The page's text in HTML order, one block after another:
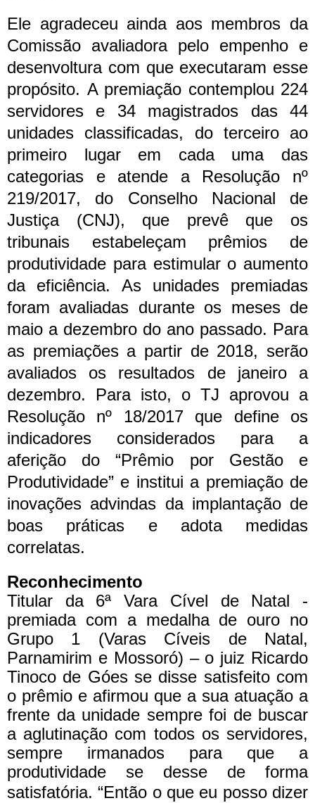
Ele agradeceu ainda aos membros da
Comissão avaliadora pelo empenho e
desenvoltura com que executaram esse
propósito. A premiação contemplou 224
servidores e 34 magistrados das 44
unidades classificadas, do terceiro ao
primeiro lugar em cada uma das
categorias e atende a Resolução nº
219/2017, do Conselho Nacional de
Justiça (CNJ), que prevê que os
tribunais estabeleçam prêmios de
produtividade para estimular o aumento
da eficiência. As unidades premiadas
foram avaliadas durante os meses de
maio a dezembro do ano passado. Para
as premiações a partir de 2018, serão
avaliados os resultados de janeiro a
dezembro. Para isto, o TJ aprovou a
Resolução nº 18/2017 que define os
indicadores considerados para a
aferição do “Prêmio por Gestão e
Produtividade” e institui a premiação de
inovações advindas da implantação de
boas práticas e adota medidas
correlatas.
Reconhecimento
Titular da 6ª Vara Cível de Natal -
premiada com a medalha de ouro no
Grupo 1 (Varas Cíveis de Natal,
Parnamirim e Mossoró) – o juiz Ricardo
Tinoco de Góes se disse satisfeito com
o prêmio e afirmou que a sua atuação a
frente da unidade sempre foi de buscar
a aglutinação com todos os servidores,
sempre irmanados para que a
produtividade se desse de forma
satisfatória.“Então o que eu posso dizer